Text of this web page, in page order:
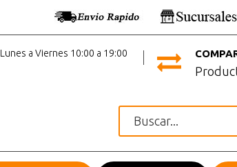
Lunes a Viernes 10:00 a 19:00